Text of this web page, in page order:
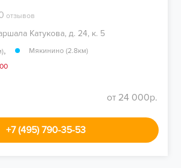
отзывов
Катукова, д. 24, к. 5
,
Мякинино (2.8км)
от 24 000р.
+7 (495) 790-35-53